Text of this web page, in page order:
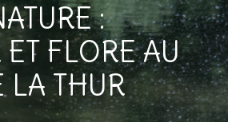
:
FLORE AU
LA THUR